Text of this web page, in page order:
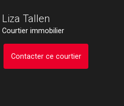
Liza Tallen
Courtier immobilier
Contacter ce courtier